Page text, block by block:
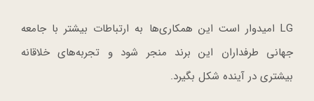
LG امیدوار است این همکاری‌ها به ارتباطات بیشتر با جامعه
جهانی طرفداران این برند منجر شود و تجربه‌های خلاقانه
بیشتری در آینده شکل بگیرد.